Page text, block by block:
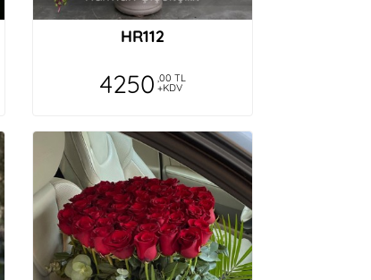
HR112
4250 ,00 TL
+KDV